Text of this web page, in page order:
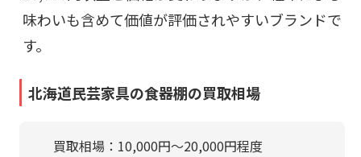
味わいも含めて価値が評価されやすいブランドで
す。
北海道民芸家具の食器棚の買取相場
買取相場：10,000円〜20,000円程度